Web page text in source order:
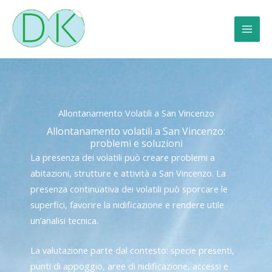
contenuto
Allontanamento Volatili a San Vincenzo
Allontanamento volatili a San Vincenzo:
problemi e soluzioni
La presenza dei volatili può creare problemi a
abitazioni, strutture e attività a San Vincenzo. La
presenza continuativa dei volatili può sporcare le
superfici, favorire la nidificazione e rendere utile
un’analisi tecnica.
La valutazione parte dal contesto: specie presenti,
punti di appoggio, aree di nidificazione, accessi e